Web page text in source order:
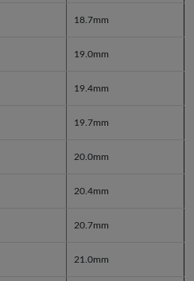
18.7mm
19.0mm
19.4mm
19.7mm
20.0mm
20.4mm
20.7mm
21.0mm